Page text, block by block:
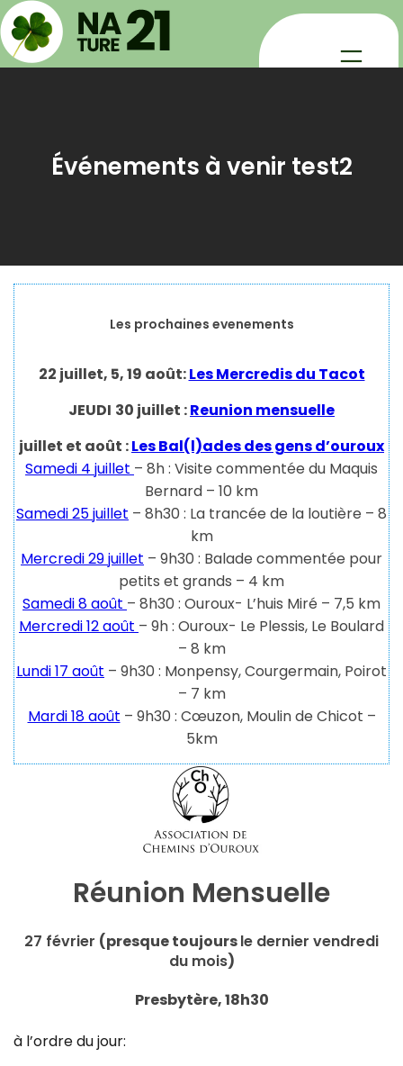
Aller
au
contenu
Événements à venir test2
Les prochaines evenements
22 juillet, 5, 19 août:Les Mercredis du Tacot
JEUDI 30 juillet :Reunion mensuelle
juillet et août :Les Bal(l)ades des gens d’ouroux
Samedi 4 juillet – 8h : Visite commentée du Maquis
Bernard – 10 km
Samedi 25 juillet – 8h30 : La trancée de la loutière – 8
km
Mercredi 29 juillet – 9h30 : Balade commentée pour
petits et grands – 4 km
Samedi 8 août – 8h30 : Ouroux- L’huis Miré – 7,5 km
Mercredi 12 août – 9h : Ouroux- Le Plessis, Le Boulard
– 8 km
Lundi 17 août – 9h30 : Monpensy, Courgermain, Poirot
– 7 km
Mardi 18 août – 9h30 : Cœuzon, Moulin de Chicot –
5km
Réunion Mensuelle
27 février (presque toujoursle dernier vendredi
du mois)
Presbytère, 18h30
à l’ordre du jour: